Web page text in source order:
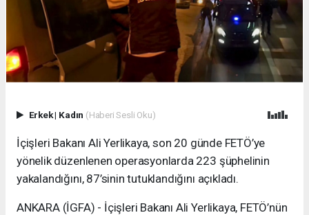
Erkek| Kadın (Haberi Sesli Oku)
İçişleri Bakanı Ali Yerlikaya, son 20 günde FETÖ’ye
yönelik düzenlenen operasyonlarda 223 şüphelinin
yakalandığını, 87’sinin tutuklandığını açıkladı.
ANKARA (İGFA) - İçişleri Bakanı Ali Yerlikaya, FETÖ’nün